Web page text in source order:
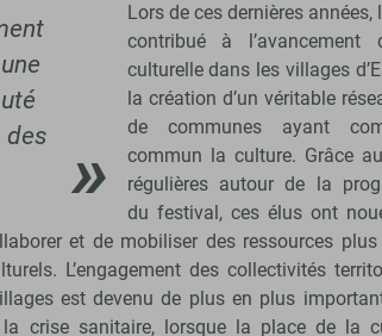
des
Lors de ces dernières années,
contribué à l’avancement
culturelle dans les villages
la création d’un véritable
de communes ayant
commun la culture. Grâce
régulières autour de la
du festival, ces élus ont
et de mobiliser des ressources
L’engagement des collectivités
est devenu de plus en plus
la crise sanitaire, lorsque la place de la